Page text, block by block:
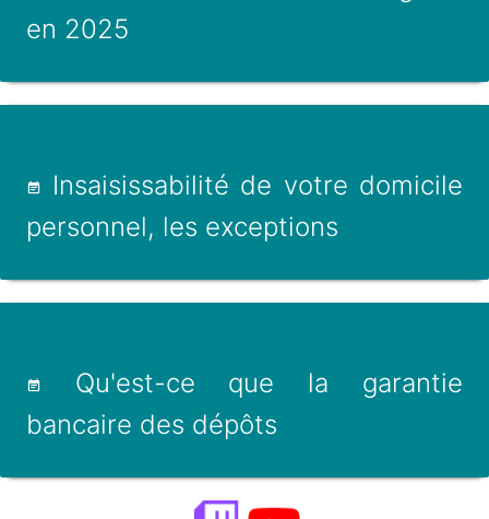
en 2025
Insaisissabilité de votre domicile
personnel, les exceptions
Qu'est-ce que la garantie
bancaire des dépôts